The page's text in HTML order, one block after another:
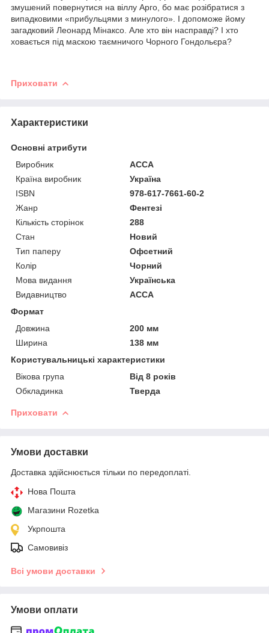
змушений повернутися на віллу Арго, бо має розібратися з
випадковими «прибульцями з минулого». І допоможе йому
загадковий Леонард Мінаксо. Але хто він насправді? І хто
ховається під маскою таємничого Чорного Гондольєра?
Приховати
Характеристики
Основні атрибути
Виробник
АССА
Країна виробник
Україна
ISBN
978-617-7661-60-2
Жанр
Фентезі
Кількість сторінок
288
Стан
Новий
Тип паперу
Офсетний
Колір
Чорний
Мова видання
Українська
Видавництво
АССА
Формат
Довжина
200 мм
Ширина
138 мм
Користувальницькі характеристики
Вікова група
Від 8 років
Обкладинка
Тверда
Приховати
Умови доставки
Доставка здійснюється тільки по передоплаті.
Нова Пошта
Магазини Rozetka
Укрпошта
Самовивіз
Всі умови доставки
Умови оплати